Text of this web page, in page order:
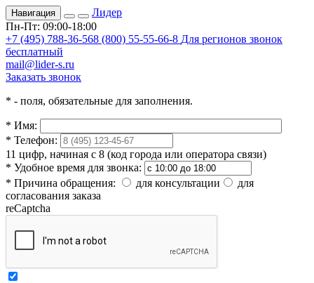
Навигация
Лидер
Пн-Пт: 09:00-18:00
+7 (495) 788-36-568 (800) 55-55-66-8 Для регионов звонок
бесплатный
mail@lider-s.ru
Заказать звонок
* - поля, обязательные для заполнения.
* Имя:
* Телефон:
11 цифр, начиная с 8 (код города или оператора связи)
* Удобное время для звонка:
* Причина обращения: для консультации
для
согласования заказа
reCaptcha